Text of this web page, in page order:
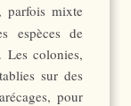
parfois mixte
espèces de
Les colonies,
sur des
pour